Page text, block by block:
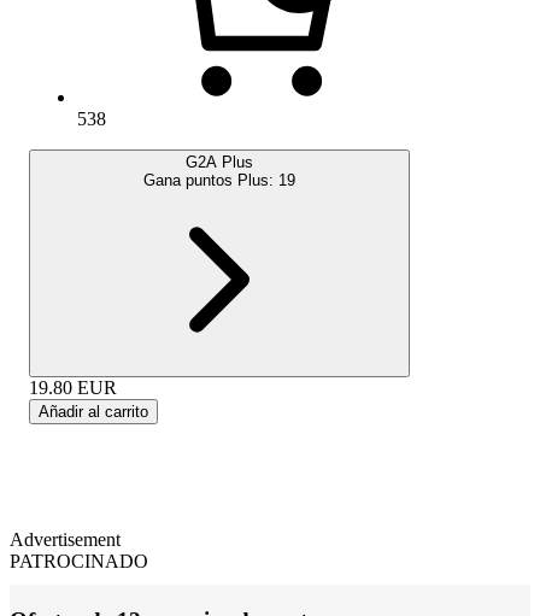
538
G2A Plus
Gana puntos Plus: 19
19.80 EUR
Añadir al carrito
Advertisement
PATROCINADO